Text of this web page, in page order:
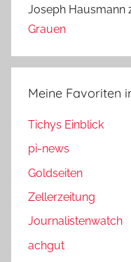
Joseph Hausmann
Grauen
Meine Favoriten
Tichys Einblick
pi-news
Goldseiten
Zellerzeitung
Journalistenwatch
achgut